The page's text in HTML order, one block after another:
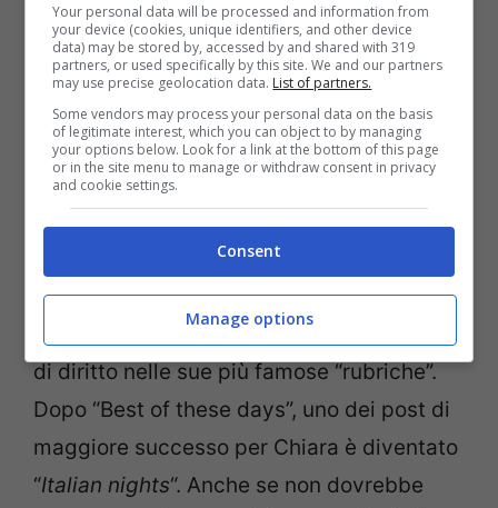
Post Instagram Chiara Ferragni (Screenshot)
Classico post, ormai anche questo entrato
di diritto nelle sue più famose “rubriche”.
Dopo “Best of these days”, uno dei post di
maggiore successo per Chiara è diventato
“Italian nights“. Anche se non dovrebbe
Your personal data will be processed and information from
your device (cookies, unique identifiers, and other device
data) may be stored by, accessed by and shared with 319
partners, or used specifically by this site. We and our partners
may use precise geolocation data. List of partners.
Some vendors may process your personal data on the basis
of legitimate interest, which you can object to by managing
your options below. Look for a link at the bottom of this page
or in the site menu to manage or withdraw consent in privacy
and cookie settings.
Consent
Manage options